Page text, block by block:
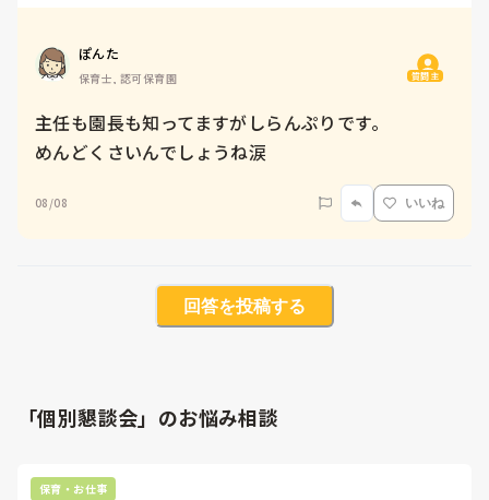
ぽんた
保育士, 認可保育園 質問主
主任も園長も知ってますがしらんぷりです。
めんどくさいんでしょうね涙
08/08 いいね
回答を投稿する
「個別懇談会」のお悩み相談
保育・お仕事